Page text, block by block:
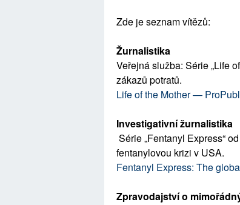
Zde je seznam vítězů:
Žurnalistika
Veřejná služba: Série „Life
zákazů potratů.
Life of the Mother —
Investigativní žurnalistika
Série „Fentanyl Express“
fentanylovou krizi v USA.
Fentanyl Express: The
Zpravodajství o